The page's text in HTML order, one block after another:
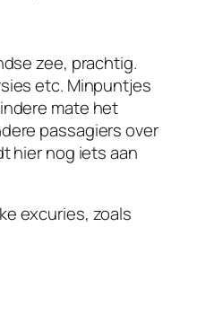
zee, prachtig.
etc. Minpuntjes
mate het
passagiers over
hier nog iets aan
excuries, zoals